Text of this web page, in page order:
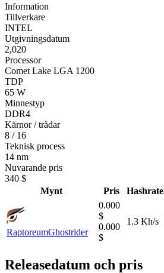
Information
Tillverkare
INTEL
Utgivningsdatum
2,020
Processor
Comet Lake LGA 1200
TDP
65 W
Minnestyp
DDR4
Kärnor / trådar
8 / 16
Teknisk process
14 nm
Nuvarande pris
340 $
Mynt
Pris Hashrate
RaptoreumGhostrider
0.000
$
0.000
$
1.3 Kh/s
Releasedatum och pris